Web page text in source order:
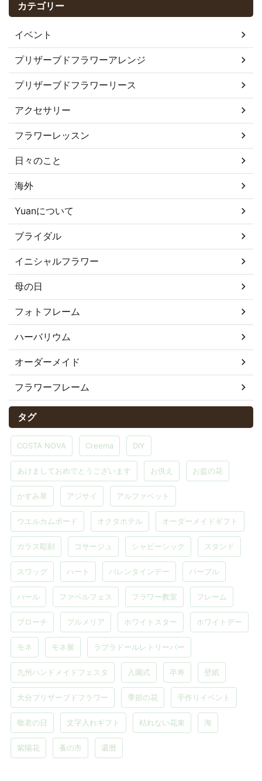
カテゴリー
イベント
プリザーブドフラワーアレンジ
プリザーブドフラワーリース
アクセサリー
フラワーレッスン
日々のこと
海外
Yuanについて
ブライダル
イニシャルフラワー
母の日
フォトフレーム
ハーバリウム
オーダーメイド
フラワーフレーム
タグ
COSTA NOVA Creema DIY
あけましておめでとうございます お供え お盆の花
かすみ草 アジサイ アルファベット
ウエルカムボード オクタホテル オーダーメイドギフト
ガラス彫刻 コサージュ シャビーシック スタンド
スワッグ ハート バレンタインデー パープル
パール ファベルフェス フラワー教室 フレーム
ブローチ プルメリア ホワイトスター ホワイトデー
モネ モネ展 ラブラドールレトリーバー
九州ハンドメイドフェスタ 入園式 卒寿 壁紙
大分プリザーブドフラワー 季節の花 手作りイベント
敬老の日 文字入れギフト 枯れない花束 海
紫陽花 蚤の市 還暦